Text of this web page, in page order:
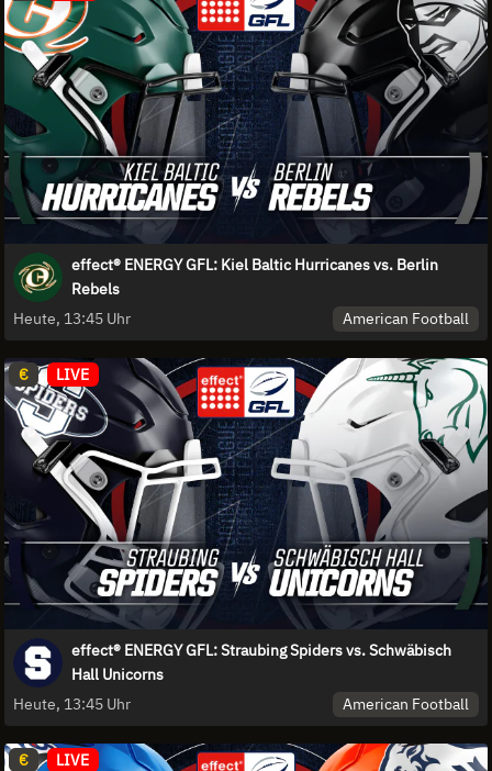
effect® ENERGY GFL: Kiel Baltic Hurricanes vs. Berlin
Rebels
Heute, 13:45 Uhr
American Football
€ LIVE
effect® ENERGY GFL: Straubing Spiders vs. Schwäbisch
Hall Unicorns
Heute, 13:45 Uhr
American Football
€ LIVE